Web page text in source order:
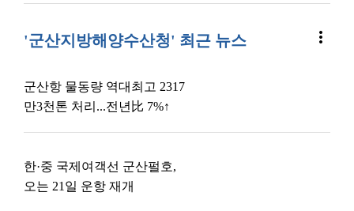
'군산지방해양수산청' 최근 뉴스 more_vert
군산항 물동량 역대최고 2317
만3천톤 처리...전년比 7%↑
한·중 국제여객선 군산펄호,
오는 21일 운항 재개